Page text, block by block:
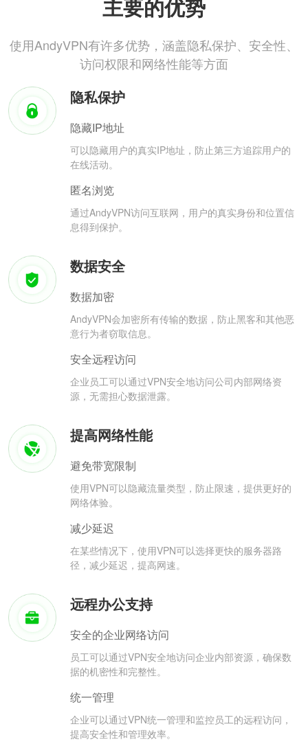
主要的优势
使用AndyVPN有许多优势，涵盖隐私保护、安全性、
访问权限和网络性能等方面
隐私保护
隐藏IP地址
可以隐藏用户的真实IP地址，防止第三方追踪用户的
在线活动。
匿名浏览
通过AndyVPN访问互联网，用户的真实身份和位置信
息得到保护。
数据安全
数据加密
AndyVPN会加密所有传输的数据，防止黑客和其他恶
意行为者窃取信息。
安全远程访问
企业员工可以通过VPN安全地访问公司内部网络资
源，无需担心数据泄露。
提高网络性能
避免带宽限制
使用VPN可以隐藏流量类型，防止限速，提供更好的
网络体验。
减少延迟
在某些情况下，使用VPN可以选择更快的服务器路
径，减少延迟，提高网速。
远程办公支持
安全的企业网络访问
员工可以通过VPN安全地访问企业内部资源，确保数
据的机密性和完整性。
统一管理
企业可以通过VPN统一管理和监控员工的远程访问，
提高安全性和管理效率。